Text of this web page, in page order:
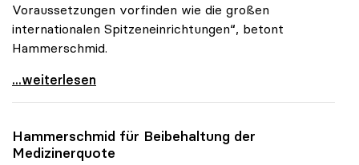
Voraussetzungen vorfinden wie die großen
internationalen Spitzeneinrichtungen“, betont
Hammerschmid.
Hammerschmid zu QS-Ranking: „Beleg für Qualität
...weiterlesen
Hammerschmid für Beibehaltung der
Medizinerquote